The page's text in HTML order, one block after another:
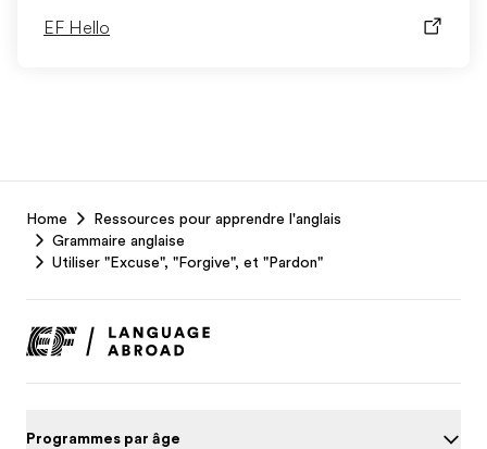
EF Hello
Footer
Home
Ressources pour apprendre l'anglais
Grammaire anglaise
Utiliser "Excuse", "Forgive", et "Pardon"
Programmes par âge